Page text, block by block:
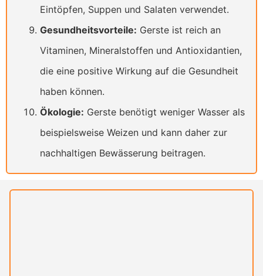
Eintöpfen, Suppen und Salaten verwendet.
Gesundheitsvorteile: Gerste ist reich an
Vitaminen, Mineralstoffen und Antioxidantien,
die eine positive Wirkung auf die Gesundheit
haben können.
Ökologie: Gerste benötigt weniger Wasser als
beispielsweise Weizen und kann daher zur
nachhaltigen Bewässerung beitragen.